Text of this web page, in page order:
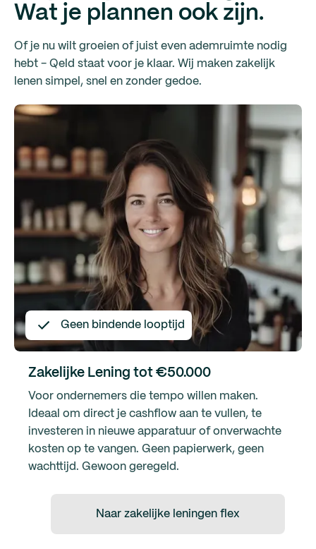
Wat je plannen ook zijn.
Of je nu wilt groeien of juist even ademruimte nodig
hebt - Qeld staat voor je klaar. Wij maken zakelijk
lenen simpel, snel en zonder gedoe.
Geen bindende looptijd
Zakelijke Lening tot €50.000
Voor ondernemers die tempo willen maken.
Ideaal om direct je cashflow aan te vullen, te
investeren in nieuwe apparatuur of onverwachte
kosten op te vangen. Geen papierwerk, geen
wachttijd. Gewoon geregeld.
Naar zakelijke leningen flex